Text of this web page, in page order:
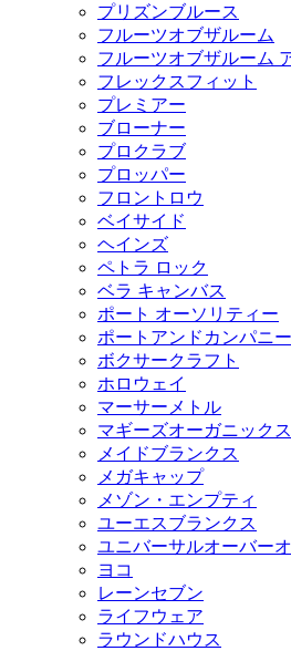
プリズンブルース
フルーツオブザルーム
フルーツオブザルーム
フレックスフィット
プレミアー
ブローナー
プロクラブ
プロッパー
フロントロウ
ベイサイド
ヘインズ
ペトラ ロック
ベラ キャンバス
ポート オーソリティー
ポートアンドカンパニー
ボクサークラフト
ホロウェイ
マーサーメトル
マギーズオーガニックス
メイドブランクス
メガキャップ
メゾン・エンプティ
ユーエスブランクス
ユニバーサルオーバー
ヨコ
レーンセブン
ライフウェア
ラウンドハウス